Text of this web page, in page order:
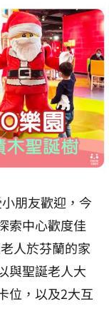
朋友歡迎，今
索中心歡度佳
人於芬蘭的家
與聖誕老人大
位，以及2大互